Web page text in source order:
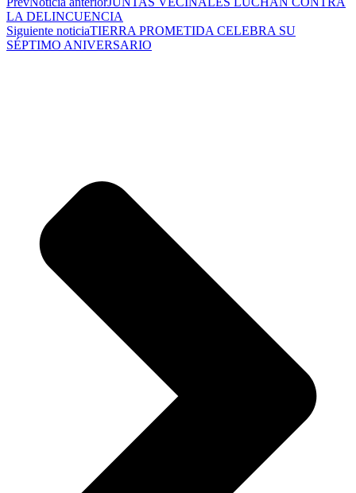
LA DELINCUENCIA
Siguiente noticiaTIERRA PROMETIDA CELEBRA SU
SÉPTIMO ANIVERSARIO